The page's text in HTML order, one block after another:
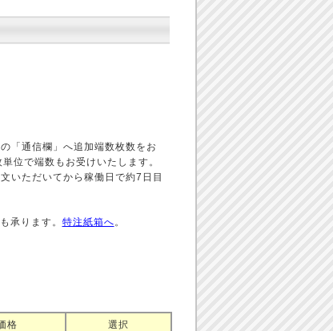
「通信欄」へ追加端数枚数をお
位で端数もお受けいたします。
いただいてから稼働日で約7日目
承ります。 特注紙箱へ。
格 選択